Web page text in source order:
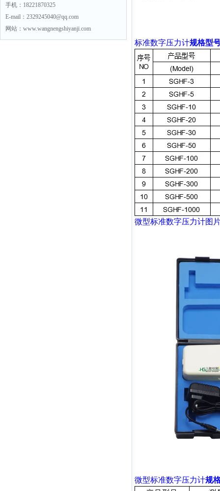
手机：18221870325
E-mail：2329245040@qq.com
网站：www.wangnengshiyanji.com
标准数字压力计规格型
微型标准数字压力计图
微型标准数字压力计规